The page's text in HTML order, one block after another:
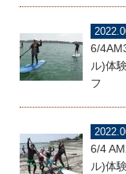
6/
ル)体
フ
6/4
ル)体